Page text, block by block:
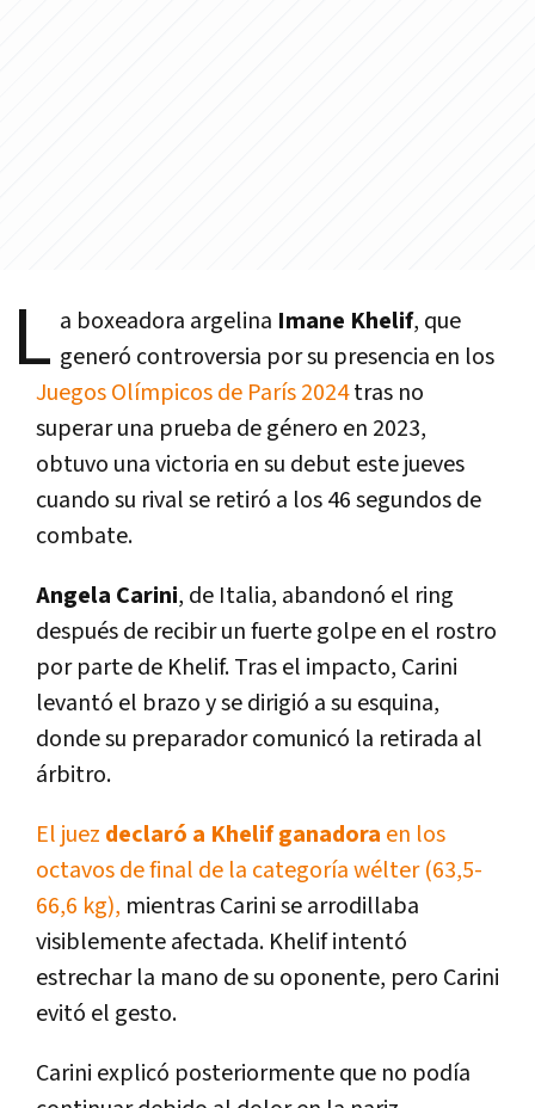
L a boxeadora argelina Imane Khelif, que
generó controversia por su presencia en los
Juegos Olímpicos de París 2024tras no
superar una prueba de género en 2023,
obtuvo una victoria en su debut este jueves
cuando su rival se retiró a los 46 segundos de
combate.
Angela Carini, de Italia, abandonó el ring
después de recibir un fuerte golpe en el rostro
por parte de Khelif. Tras el impacto, Carini
levantó el brazo y se dirigió a su esquina,
donde su preparador comunicó la retirada al
árbitro.
El juez declaró a Khelif ganadora en los
octavos de final de la categoría wélter (63,5-
66,6 kg), mientras Carini se arrodillaba
visiblemente afectada. Khelif intentó
estrechar la mano de su oponente, pero Carini
evitó el gesto.
Carini explicó posteriormente que no podía